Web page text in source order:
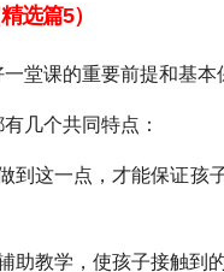
选篇5）
堂课的重要前提和基本
几个共同特点：
到这一点，才能保证孩
助教学，使孩子接触到